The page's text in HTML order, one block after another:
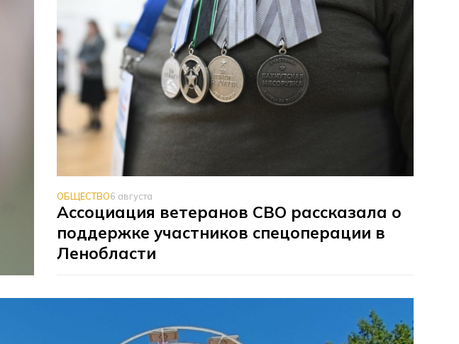
ОБЩЕСТВО6 августа
Ассоциация ветеранов СВО рассказала о
поддержке участников спецоперации в
Ленобласти